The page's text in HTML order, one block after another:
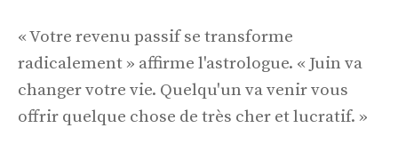
« Votre revenu passif se transforme
radicalement » affirme l'astrologue. « Juin va
changer votre vie. Quelqu'un va venir vous
offrir quelque chose de très cher et lucratif. »